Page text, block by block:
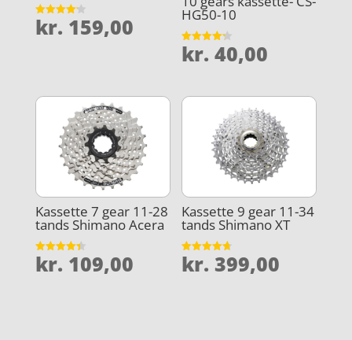
Vurderet
4.2
kr. 159,00 HG50-10
Vurderet
4.2
kr. 40,00
Kassette 7 gear 11-28
tands Shimano Acera
Vurderet
4.4
kr. 109,00
Kassette 9 gear 11-34
tands Shimano XT
Vurderet
4.7
kr. 399,00